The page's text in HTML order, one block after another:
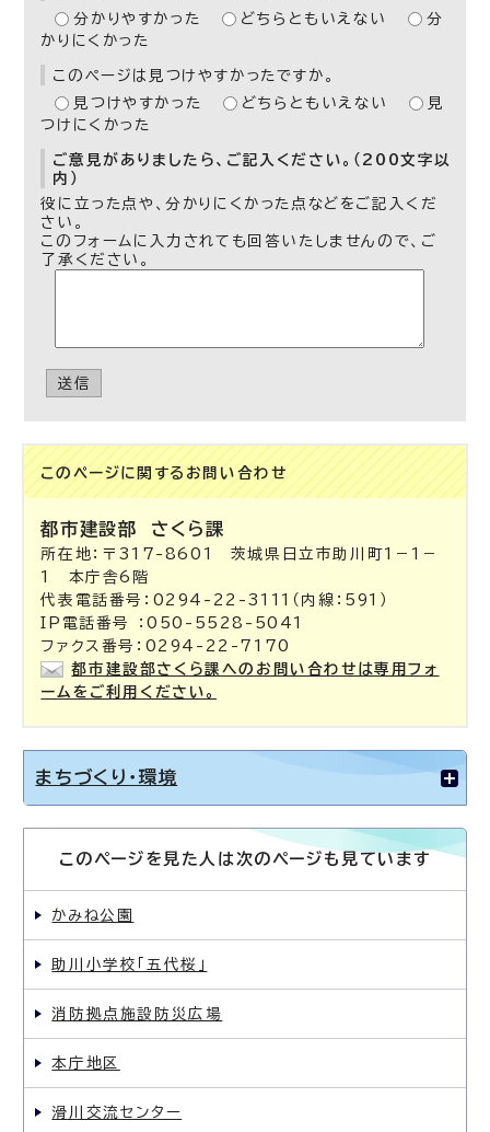
分かりやすかった
どちらともいえない
分
かりにくかった
このページは見つけやすかったですか。
見つけやすかった
どちらともいえない
見
つけにくかった
ご意見がありましたら、ご記入ください。（200文字以
内）
役に立った点や、分かりにくかった点などをご記入くだ
さい。
このフォームに入力されても回答いたしませんので、ご
了承ください。
送信
このページに関する お問い合わせ
都市建設部 さくら課
所在地：〒317-8601 茨城県日立市助川町1－1－
1 本庁舎6階
代表電話番号：0294-22-3111（内線：591）
IP電話番号 ：050-5528-5041
ファクス番号：0294-22-7170
都市建設部さくら課へのお問い合わせは専用フォ
ームをご利用ください。
まちづくり・環境
このページを見た人は次のページも見ています
かみね公園
助川小学校「五代桜」
消防拠点施設防災広場
本庁地区
滑川交流センター